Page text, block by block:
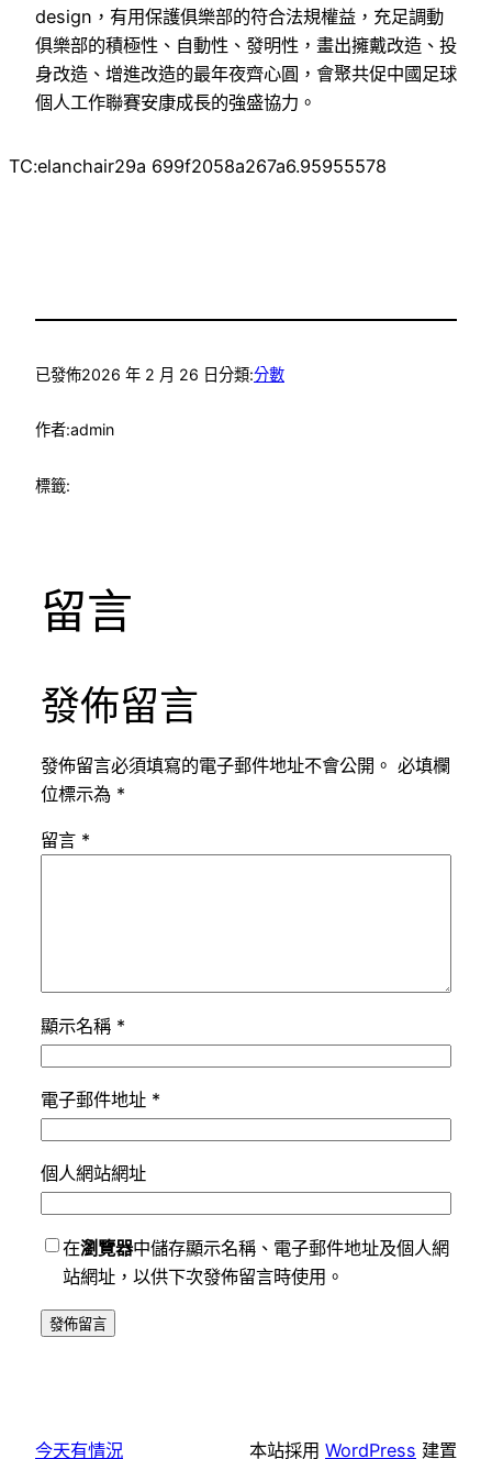
design，有用保護俱樂部的符合法規權益，充足調動
俱樂部的積極性、自動性、發明性，畫出擁戴改造、投
身改造、增進改造的最年夜齊心圓，會聚共促中國足球
個人工作聯賽安康成長的強盛協力。
TC:elanchair29a 699f2058a267a6.95955578
已發佈2026 年 2 月 26 日分類:分數
作者:admin
標籤:
留言
發佈留言
發佈留言必須填寫的電子郵件地址不會公開。 必填欄
位標示為 *
留言 *
顯示名稱 *
電子郵件地址 *
個人網站網址
在瀏覽器中儲存顯示名稱、電子郵件地址及個人網
站網址，以供下次發佈留言時使用。
今天有情況 本站採用 WordPress 建置